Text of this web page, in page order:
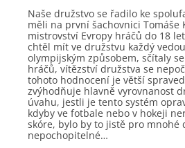
Naše družstvo se řadilo ke
měli na první šachovnici Tomáše
mistrovství Evropy hráčů do 18
chtěl mít ve družstvu každý
olympijským způsobem, sčítaly
hráčů, vítězství družstva se
tohoto hodnocení je větší
zvýhodňuje hlavně vyrovnanost
úvahu, jestli je tento systém
kdyby ve fotbale nebo v hokeji
skóre, bylo by to jistě pro mnohé
nepochopitelné…